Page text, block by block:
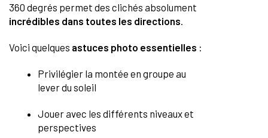
360 degrés permet des clichés absolument
incrédibles dans toutes les directions
Voici quelques astuces photo essentielles :
Privilégier la montée en groupe au
lever du soleil
Jouer avec les différents niveaux et
perspectives